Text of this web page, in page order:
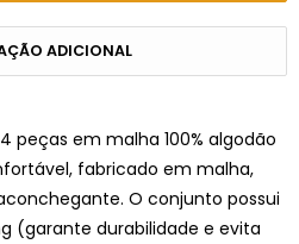
ADICIONAL
peças em malha 100% algodão
fabricado em malha,
O conjunto possui
(garante durabilidade e evita